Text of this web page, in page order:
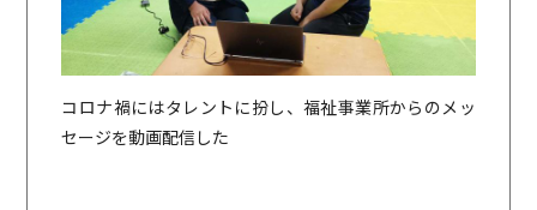
コロナ禍にはタレントに扮し、福祉事業所からのメッ
セージを動画配信した